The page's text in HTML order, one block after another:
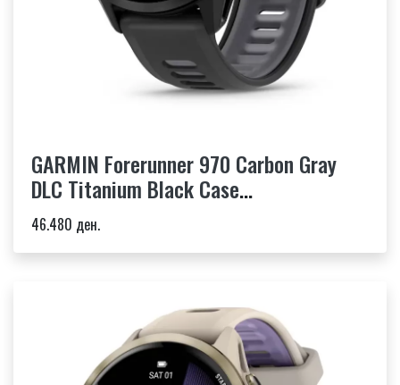
GARMIN Forerunner 970 Carbon Gray
DLC Titanium Black Case
Black/Translucent Whitestone
46.480 ден.